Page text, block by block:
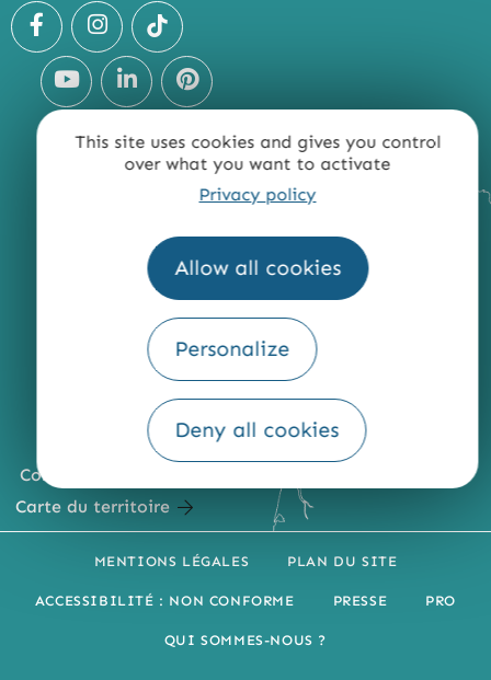
This site uses cookies and gives you control
over what you want to activate
Privacy policy
Allow all cookies
Personalize
Deny all cookies
Comment venir ?
Carte du territoire
MENTIONS LÉGALES PLAN DU SITE
ACCESSIBILITÉ : NON CONFORME PRESSE PRO
QUI SOMMES-NOUS ?